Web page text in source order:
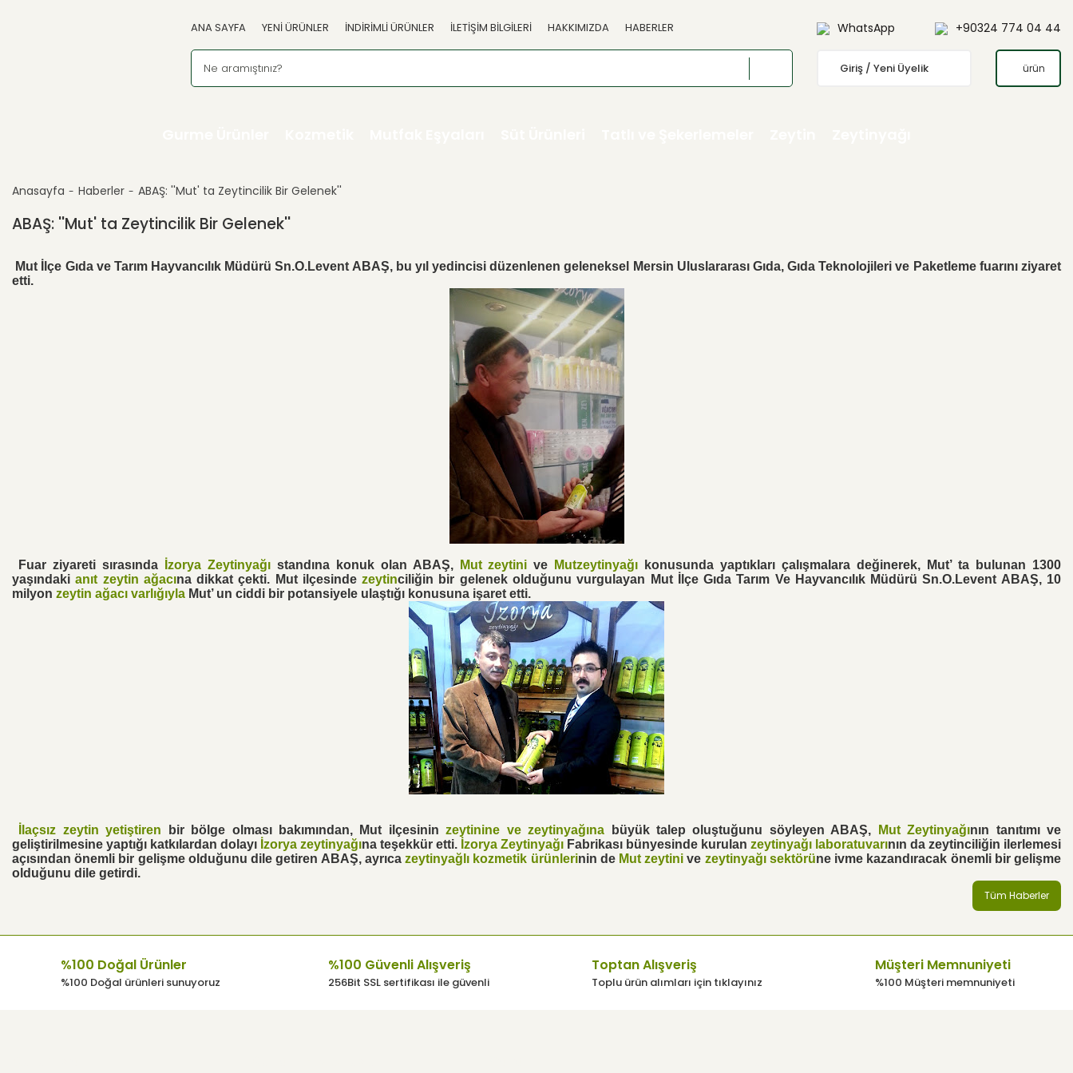
ANA SAYFA YENİ ÜRÜNLER İNDİRİMLİ ÜRÜNLER İLETİŞİM BİLGİLERİ HAKKIMIZDA HABERLER WhatsApp +90324 774 04 44
Giriş / Yeni Üyelik ürün
Anasayfa Haberler ABAŞ: ''Mut' ta Zeytincilik Bir Gelenek''
ABAŞ: ''Mut' ta Zeytincilik Bir Gelenek''
Mut İlçe Gıda ve Tarım Hayvancılık Müdürü Sn.O.Levent ABAŞ, bu yıl yedincisi düzenlenen geleneksel Mersin Uluslararası Gıda, Gıda Teknolojileri ve Paketleme fuarını ziyaret
etti.
Fuar ziyareti sırasında İzorya Zeytinyağıstandına konuk olan ABAŞ, Mut zeytini ve Mutzeytinyağı konusunda yaptıkları çalışmalara değinerek, Mut’ ta bulunan 1300
yaşındakianıt zeytin ağacına dikkat çekti. Mut ilçesindezeytinciliğin bir gelenek olduğunu vurgulayan Mut İlçe Gıda Tarım Ve Hayvancılık Müdürü Sn.O.Levent ABAŞ, 10
milyon zeytin ağacı varlığıyla Mut’ un ciddi bir potansiyele ulaştığı konusuna işaret etti.
İlaçsız zeytin yetiştiren bir bölge olması bakımından, Mut ilçesininzeytinine ve zeytinyağına büyük talep oluştuğunu söyleyen ABAŞ, Mut Zeytinyağının tanıtımı ve
geliştirilmesine yaptığı katkılardan dolayı İzorya zeytinyağına teşekkür etti. İzorya Zeytinyağı Fabrikası bünyesinde kurulan zeytinyağı laboratuvarının da zeytinciliğin ilerlemesi
açısından önemli bir gelişme olduğunu dile getiren ABAŞ, ayrıcazeytinyağlı kozmetik ürünlerinin de Mut zeytini ve zeytinyağı sektörüne ivme kazandıracak önemli bir gelişme
olduğunu dile getirdi.
Tüm Haberler
%100 Doğal Ürünler
%100 Doğal ürünleri sunuyoruz
%100 Güvenli Alışveriş
256Bit SSL sertifikası ile güvenli
Toptan Alışveriş
Toplu ürün alımları için tıklayınız
Müşteri Memnuniyeti
%100 Müşteri memnuniyeti